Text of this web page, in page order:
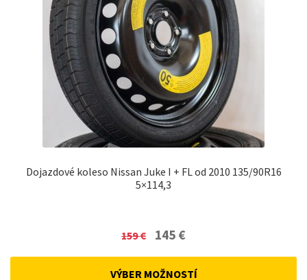
Dojazdové koleso Nissan Juke I + FL od 2010 135/90R16
5×114,3
159€
Original
was:
145 €Current
VÝBER MOŽNOSTÍ